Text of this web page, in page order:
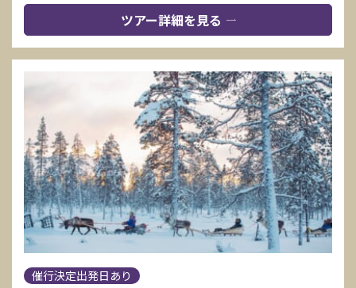
ツアー詳細を見る
催行決定出発日あり